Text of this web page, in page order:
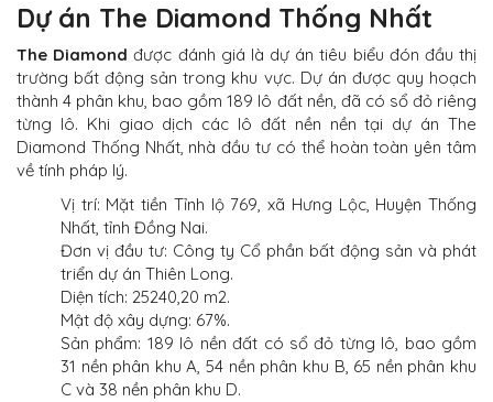
Dự án The Diamond Thống Nhất
The Diamondđược đánh giá là dự án tiêu biểu đón đầu thị
trường bất động sản trong khu vực. Dự án được quy hoạch
thành 4 phân khu, bao gồm 189 lô đất nền, đã có sổ đỏ riêng
từng lô. Khi giao dịch các lô đất nền nền tại dự án The
Diamond Thống Nhất, nhà đầu tư có thể hoàn toàn yên tâm
về tính pháp lý.
Vị trí: Mặt tiền Tỉnh lộ 769, xã Hưng Lộc, Huyện Thống
Nhất, tỉnh Đồng Nai.
Đơn vị đầu tư: Công ty Cổ phần bất động sản và phát
triển dự án Thiên Long.
Diện tích: 25240,20 m2.
Mật độ xây dựng: 67%.
Sản phẩm: 189 lô nền đất có sổ đỏ từng lô, bao gồm
31 nền phân khu A, 54 nền phân khu B, 65 nền phân khu
C và 38 nền phân khu D.